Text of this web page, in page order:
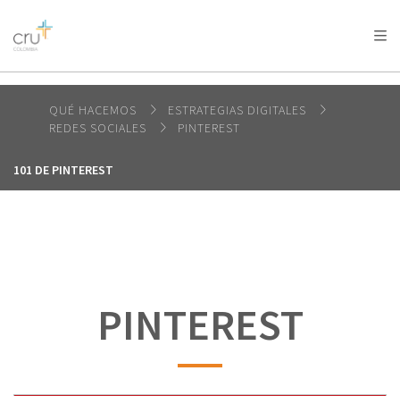
AFRICA
AMERICA / CARIBBEAN
OCEANIA
QUÉ HACEMOS
ESTRATEGIAS DIGITALES
REDES SOCIALES
PINTEREST
101 DE PINTEREST
PINTEREST